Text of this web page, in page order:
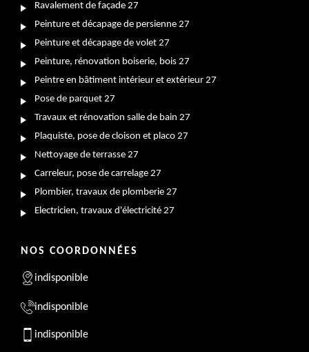
Ravalement de façade 27
Peinture et décapage de persienne 27
Peinture et décapage de volet 27
Peinture, rénovation boiserie, bois 27
Peintre en bâtiment intérieur et extérieur 27
Pose de parquet 27
Travaux et rénovation salle de bain 27
Plaquiste, pose de cloison et placo 27
Nettoyage de terrasse 27
Carreleur, pose de carrelage 27
Plombier, travaux de plomberie 27
Electricien, travaux d'électricité 27
NOS COORDONNÉES
indisponible
indisponible
indisponible